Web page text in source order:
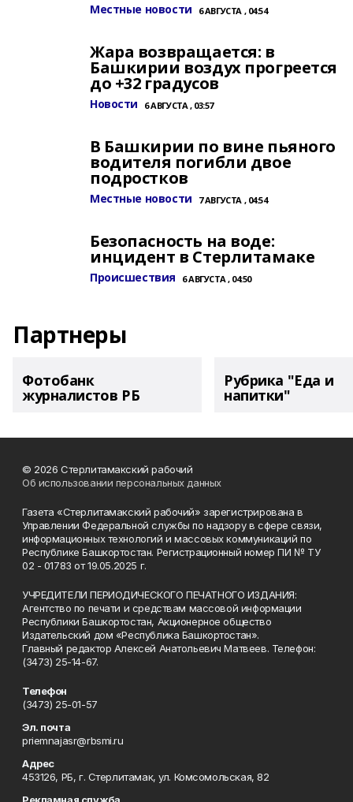
Местные новости 6 АВГУСТА , 04:54
Жара возвращается: в
Башкирии воздух прогреется
до +32 градусов
Новости 6 АВГУСТА , 03:57
В Башкирии по вине пьяного
водителя погибли двое
подростков
Местные новости 7 АВГУСТА , 04:54
Безопасность на воде:
инцидент в Стерлитамаке
Происшествия 6 АВГУСТА , 04:50
Партнеры
Фотобанк
журналистов РБ
Рубрика "Еда и
напитки"
© 2026 Стерлитамакский рабочий
Об использовании персональных данных
Газета «Стерлитамакский рабочий» зарегистрирована в
Управлении Федеральной службы по надзору в сфере связи,
информационных технологий и массовых коммуникаций по
Республике Башкортостан. Регистрационный номер ПИ № ТУ
02 - 01783 от 19.05.2025 г.
УЧРЕДИТЕЛИ ПЕРИОДИЧЕСКОГО ПЕЧАТНОГО ИЗДАНИЯ:
Агентство по печати и средствам массовой информации
Республики Башкортостан, Акционерное общество
Издательский дом «Республика Башкортостан».
Главный редактор Алексей Анатольевич Матвеев. Телефон:
(3473) 25-14-67.
Телефон
(3473) 25-01-57
Эл. почта
priemnajasr@rbsmi.ru
Адрес
453126, РБ, г. Стерлитамак, ул. Комсомольская, 82